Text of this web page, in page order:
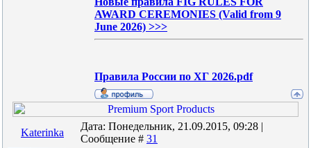
AWARD CEREMONIES (Valid from 9
June 2026) >>>
Правила России по ХГ 2026.pdf
Katerinka
Дата: Понедельник, 21.09.2015, 09:28 |
Сообщение # 31